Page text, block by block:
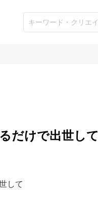
だけで出世して
して